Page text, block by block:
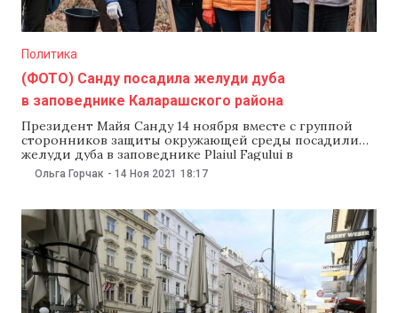
Политика
(ФОТО) Санду посадила желуди дуба
в заповеднике Каларашского района
Президент Майя Санду 14 ноября вместе с группой
сторонников защиты окружающей среды посадили
желуди дуба в заповеднике Plaiul Fagului в
Каларашском районе. Санду приветствовала всех, кто
принял участие в посадке деревьев в разных частях
вместе с группой молодых людей и коллегами,
заинтересованными в защите
Ольга Горчак - 14 Ноя 2021 18:17